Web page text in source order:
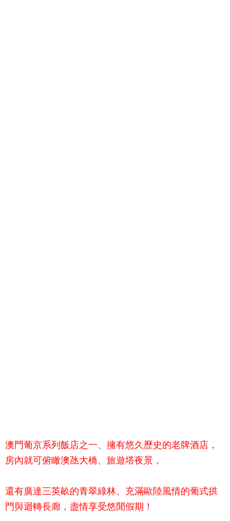
澳門葡京系列飯店之一、擁有悠久歷史的老牌酒店，
房內就可俯瞰澳氹大橋、旅遊塔夜景，
還有廣達三英畝的青翠綠林、充滿歐陸風情的葡式拱
門與迴轉長廊，盡情享受悠閒假期！